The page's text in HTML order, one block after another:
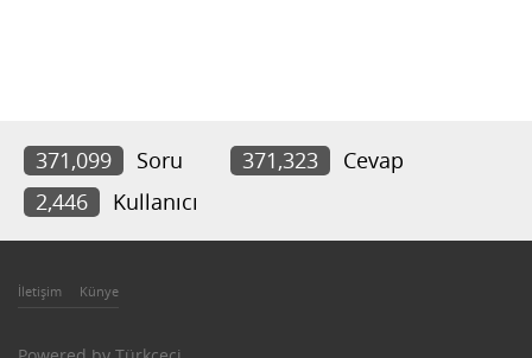
371,099 Soru 371,323
Cevap
2,446
Kullanıcı
İletişim Künye